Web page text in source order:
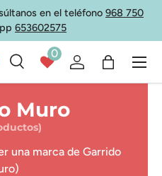
en el teléfono 968 750
653602575
Buscar
0
Iniciar sesión
Bolsa
Menú
Muro
una marca de Garrido